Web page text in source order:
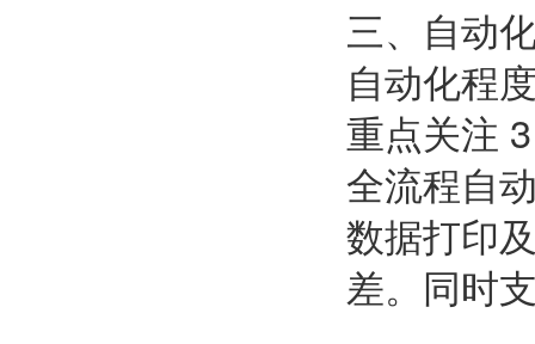
三、自动
自动化程
重点关注
全流程自
数据打印
差。同时